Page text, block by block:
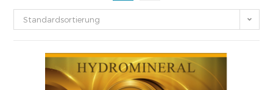
Standardsortierung